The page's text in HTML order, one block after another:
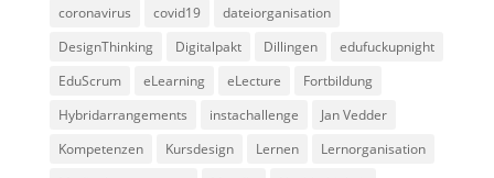
coronavirus
covid19
dateiorganisation
DesignThinking
Digitalpakt Dillingen
edufuckupnight
EduScrum
eLearning eLecture
Fortbildung
Hybridarrangements
instachallenge
Jan Vedder
Kompetenzen
Kursdesign Lernen
Lernorganisation